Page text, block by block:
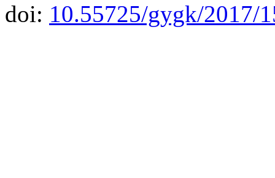
doi: 10.55725/gygk/2017/